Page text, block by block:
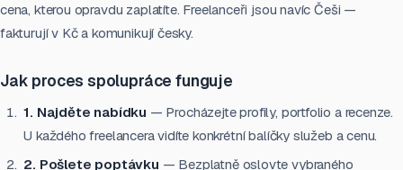
cena, kterou opravdu zaplatíte. Freelanceři jsou navíc Češi —
fakturují v Kč a komunikují česky.
Jak proces spolupráce funguje
1. Najděte nabídku — Procházejte profily, portfolio a recenze.
U každého freelancera vidíte konkrétní balíčky služeb a cenu.
2. Pošlete poptávku — Bezplatně oslovte vybraného